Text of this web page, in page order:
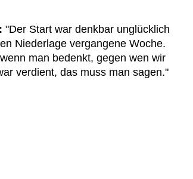
"Der Start war denkbar unglücklich
Niederlage vergangene Woche.
man bedenkt, gegen wen wir
verdient, das muss man sagen."